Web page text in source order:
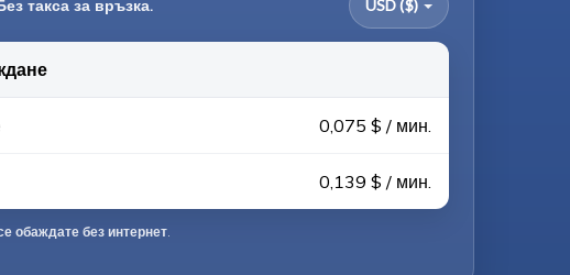
такса за връзка. USD ($)
0,075 $ / мин.
0,139 $ / мин.
обаждате без интернет.